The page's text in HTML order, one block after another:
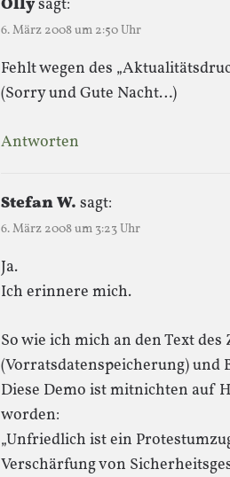
Ollysagt:
6. März 2008 um 2:50 Uhr
Fehlt wegen des
(Sorry und Gute Nacht…)
Antworten
Stefan W. sagt:
6. März 2008 um 3:23 Uhr
Ja.
Ich erinnere mich.
So wie ich mich an den Text
(Vorratsdatenspeicherung)
Diese Demo ist mitnichten auf
worden:
„Unfriedlich ist ein
Verschärfung von